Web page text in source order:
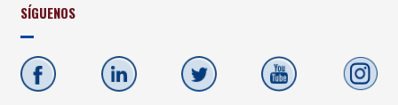
SÍGUENOS